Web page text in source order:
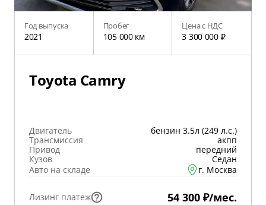
Год выпуска
2021
Пробег
105 000 км
Цена с НДС
3 300 000 ₽
Toyota Camry
Двигатель
бензин 3.5л (249 л.с.)
Трансмиссия
акпп
Привод
передний
Кузов
Седан
Авто на складе
г. Москва
Лизинг платеж 54 300 ₽/мес.